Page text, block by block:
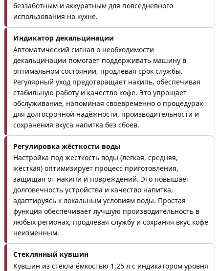
беззаботным и аккуратным для повседневного
использования на кухне.
Индикатор декальцинации
Автоматический сигнал о необходимости
декальцинации помогает поддерживать машину в
оптимальном состоянии, продлевая срок службы.
Регулярный уход предотвращает накипь, обеспечивая
стабильную работу и качество кофе. Это упрощает
обслуживание, напоминая своевременно о процедурах
для долгосрочной надёжности, производительности и
сохранения вкуса напитка без сбоев.
Регулировка жёсткости воды
Настройка под жёсткость воды (лёгкая, средняя,
жёсткая) оптимизирует процесс приготовления,
защищая от накипи и повреждений. Это повышает
долговечность устройства и качество напитка,
адаптируясь к локальным условиям воды. Простая
функция обеспечивает лучшую производительность в
любых регионах, продлевая службу и сохраняя вкус кофе
неизменным.
Стеклянный кувшин
Кувшин из стекла ёмкостью 1,25 л с индикатором уровня